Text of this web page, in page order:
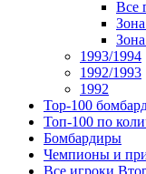
Все
1993/1994
1992/1993
1992
Top-100
Топ-100 по
Бомбардиры
Чемпионы и
Все игроки